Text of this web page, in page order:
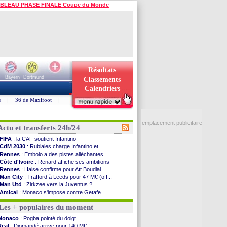
PHASE FINALE Coupe du Monde
Bayern
Dortmund
Résultats
Classements
Calendriers
| 36 de Maxifoot |
et transferts 24h/24
FIFA : la CAF soutient Infantino
CdM 2030 : Rubiales charge Infantino et ...
Rennes : Embolo a des pistes alléchantes
Côte d'Ivoire : Renard affiche ses ambitions
Rennes : Haise confirme pour Aït Boudlal
Man City : Trafford à Leeds pour 47 M€ (off...
Man Utd : Zirkzee vers la Juventus ?
Amical : Monaco s'impose contre Getafe
Nantes: Der Zakarian et sa relation avec Kita
OM: le club prêt à libérer Kondogbia ?
Monaco: le message touchant d'Akliouche
FIFA: Tebas en remet une couche
+ populaires du moment
: Pogba pointé du doigt
emplacement publicitaire